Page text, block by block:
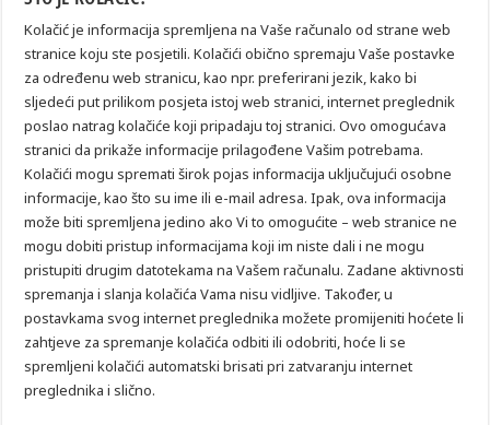
Kolačić je informacija spremljena na Vaše računalo od strane web
stranice koju ste posjetili. Kolačići obično spremaju Vaše postavke
za određenu web stranicu, kao npr. preferirani jezik, kako bi
sljedeći put prilikom posjeta istoj web stranici, internet preglednik
poslao natrag kolačiće koji pripadaju toj stranici. Ovo omogućava
stranici da prikaže informacije prilagođene Vašim potrebama.
Kolačići mogu spremati širok pojas informacija uključujući osobne
informacije, kao što su ime ili e-mail adresa. Ipak, ova informacija
može biti spremljena jedino ako Vi to omogućite – web stranice ne
mogu dobiti pristup informacijama koji im niste dali i ne mogu
pristupiti drugim datotekama na Vašem računalu. Zadane aktivnosti
spremanja i slanja kolačića Vama nisu vidljive. Također, u
postavkama svog internet preglednika možete promijeniti hoćete li
zahtjeve za spremanje kolačića odbiti ili odobriti, hoće li se
spremljeni kolačići automatski brisati pri zatvaranju internet
preglednika i slično.